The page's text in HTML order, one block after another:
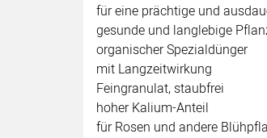
für eine prächtige und
gesunde und langlebige
organischer Spezialdünger
mit Langzeitwirkung
Feingranulat, staubfrei
hoher Kalium-Anteil
für Rosen und andere